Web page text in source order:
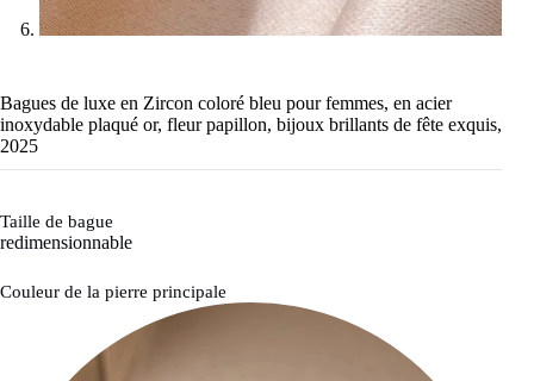
Bagues de luxe en Zircon coloré bleu pour femmes, en acier
inoxydable plaqué or, fleur papillon, bijoux brillants de fête exquis,
2025
Taille de bague
redimensionnable
Couleur de la pierre principale